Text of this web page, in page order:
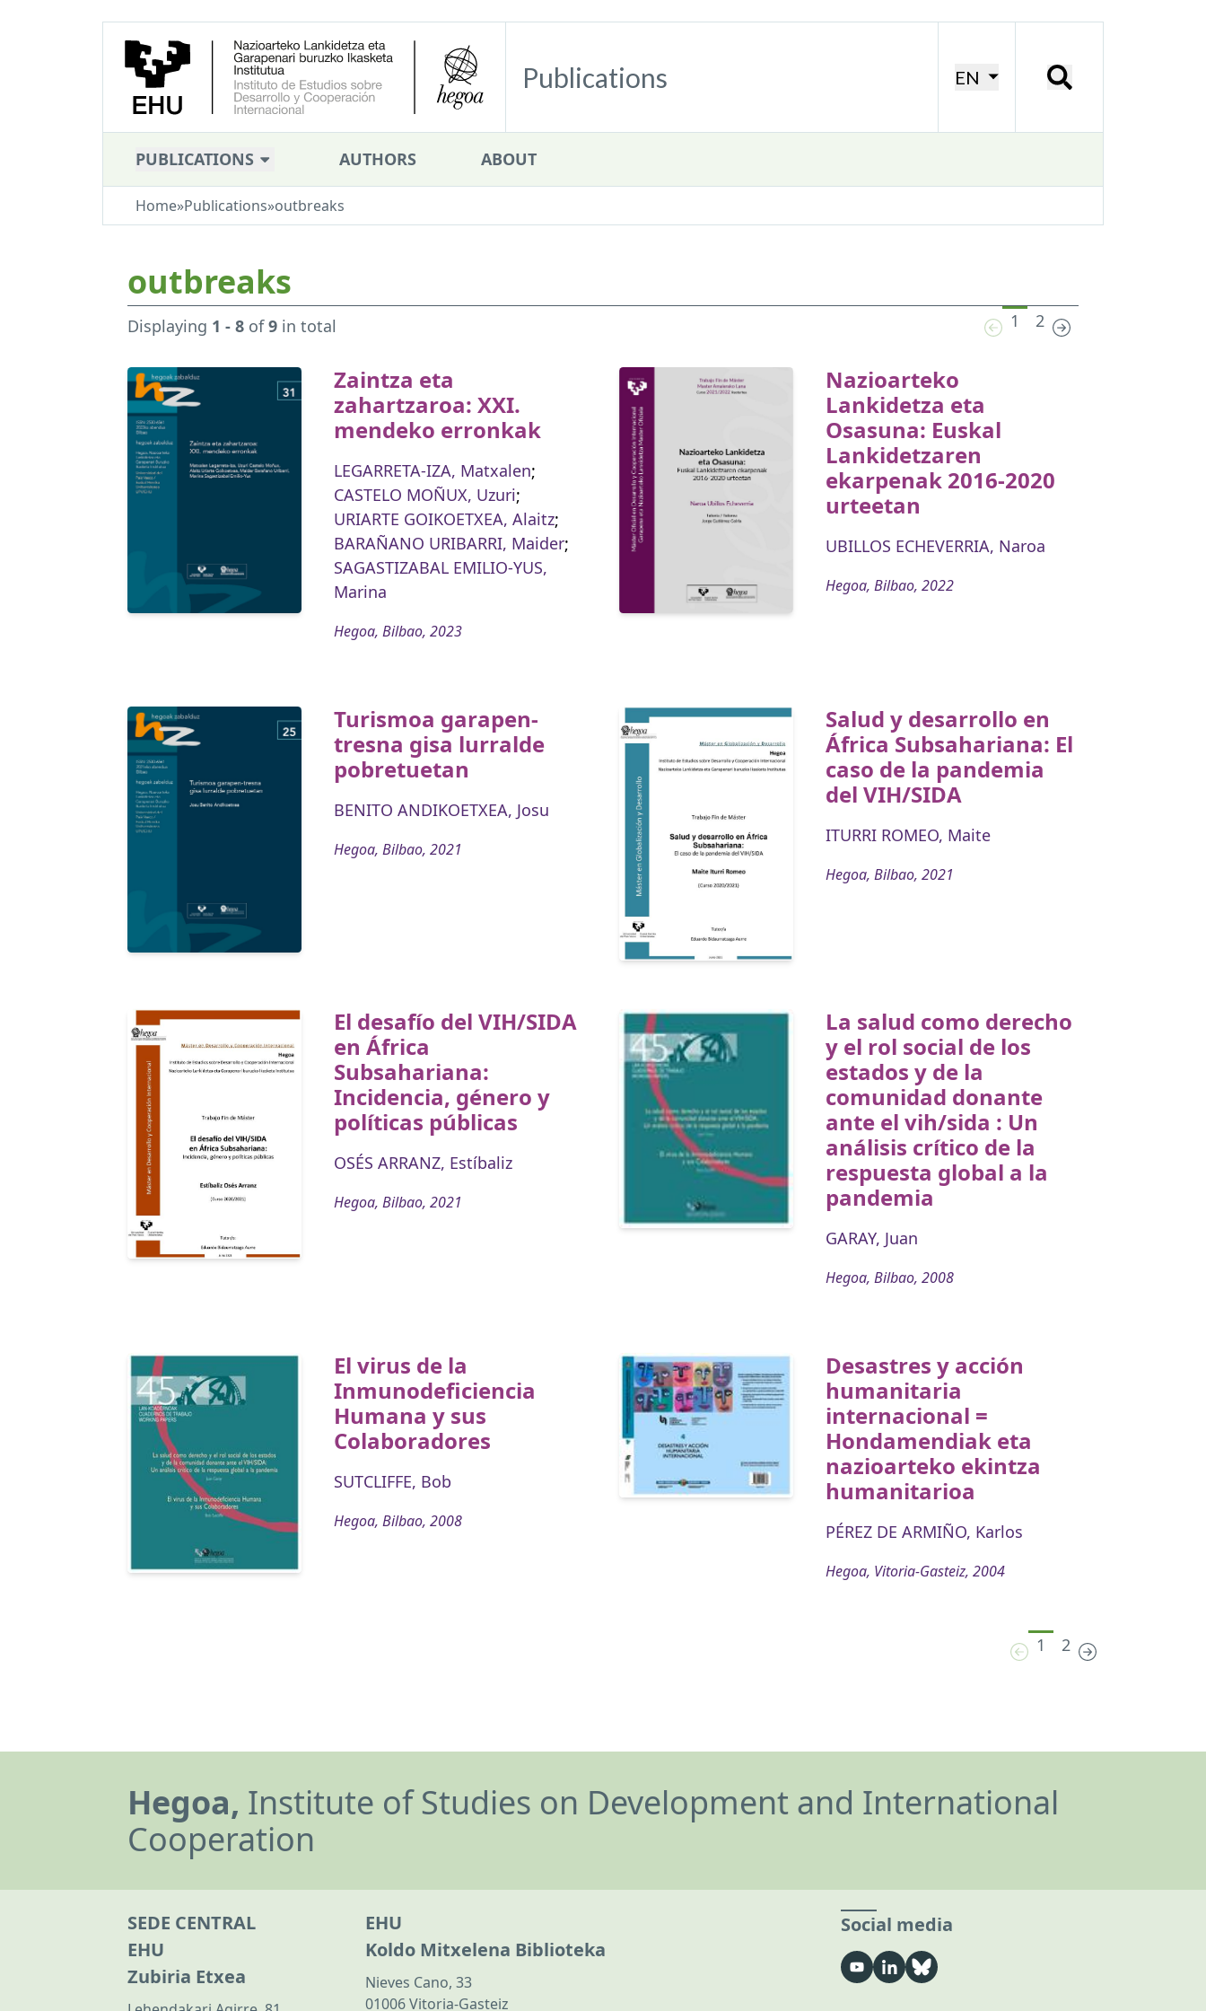
Publications EN
PUBLICATIONS AUTHORS ABOUT
Home»Publications»outbreaks
outbreaks
Displaying 1 - 8 of9 in total 1 2
Zaintza eta
zahartzaroa: XXI.
mendeko erronkak
LEGARRETA-IZA, Matxalen;
CASTELO MOÑUX, Uzuri;
URIARTE GOIKOETXEA, Alaitz;
BARAÑANO URIBARRI, Maider;
SAGASTIZABAL EMILIO-YUS,
Marina
Hegoa, Bilbao, 2023
Nazioarteko
Lankidetza eta
Osasuna: Euskal
Lankidetzaren
ekarpenak 2016-2020
urteetan
UBILLOS ECHEVERRIA, Naroa
Hegoa, Bilbao, 2022
Turismoa garapen-
tresna gisa lurralde
pobretuetan
BENITO ANDIKOETXEA, Josu
Hegoa, Bilbao, 2021
Salud y desarrollo en
África Subsahariana: El
caso de la pandemia
del VIH/SIDA
ITURRI ROMEO, Maite
Hegoa, Bilbao, 2021
El desafío del VIH/SIDA
en África
Subsahariana:
Incidencia, género y
políticas públicas
OSÉS ARRANZ, Estíbaliz
Hegoa, Bilbao, 2021
La salud como derecho
y el rol social de los
estados y de la
comunidad donante
ante el vih/sida : Un
análisis crítico de la
respuesta global a la
pandemia
GARAY, Juan
Hegoa, Bilbao, 2008
El virus de la
Inmunodeficiencia
Humana y sus
Colaboradores
SUTCLIFFE, Bob
Hegoa, Bilbao, 2008
Desastres y acción
humanitaria
internacional =
Hondamendiak eta
nazioarteko ekintza
humanitarioa
PÉREZ DE ARMIÑO, Karlos
Hegoa, Vitoria-Gasteiz, 2004
1 2
Hegoa, Institute of Studies on Development and International
Cooperation
SEDE CENTRAL
EHU
Zubiria Etxea
EHU
Koldo Mitxelena Biblioteka
Nieves Cano, 33
01006 Vitoria-Gasteiz
Social media